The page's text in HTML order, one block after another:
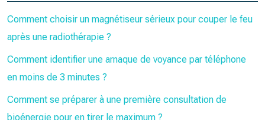
Comment choisir un magnétiseur sérieux pour couper le feu
après une radiothérapie ?
Comment identifier une arnaque de voyance par téléphone
en moins de 3 minutes ?
Comment se préparer à une première consultation de
bioénergie pour en tirer le maximum ?